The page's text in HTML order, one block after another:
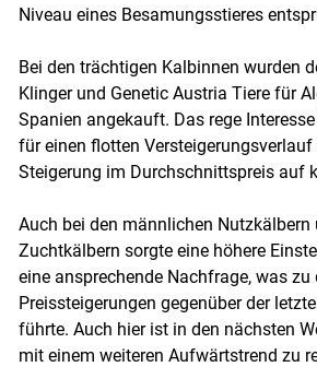
Niveau eines Besamungsstieres
Bei den trächtigen Kalbinnen wurden
Klinger und Genetic Austria Tiere für
Spanien angekauft. Das rege
für einen flotten
Steigerung im Durchschnittspreis auf
Auch bei den männlichen Nutzkälbern
Zuchtkälbern sorgte eine höhere
eine ansprechende Nachfrage, was zu
Preissteigerungen gegenüber der
führte. Auch hier ist in den nächsten
mit einem weiteren Aufwärtstrend zu